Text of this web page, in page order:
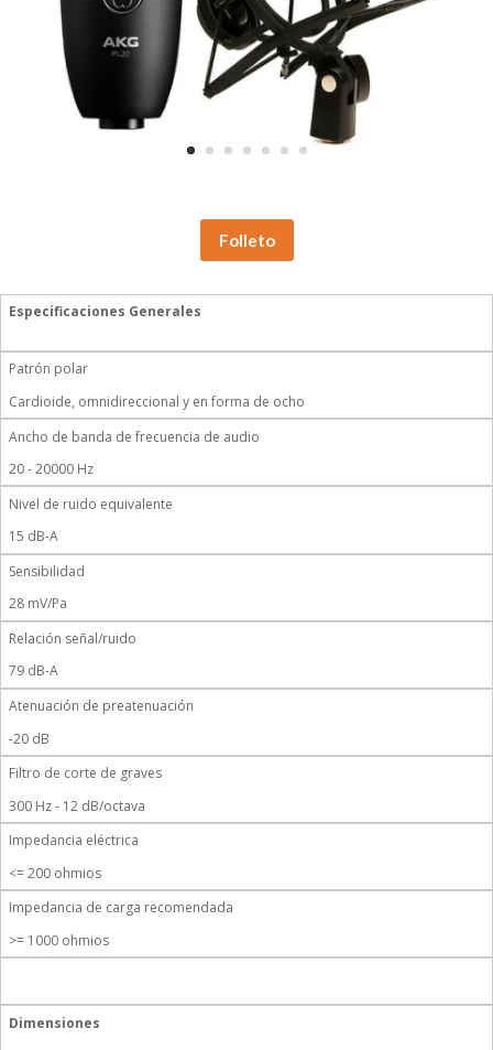
Folleto
Especificaciones Generales
Patrón polar
Cardioide, omnidireccional y en forma de ocho
Ancho de banda de frecuencia de audio
20 - 20000 Hz
Nivel de ruido equivalente
15 dB-A
Sensibilidad
28 mV/Pa
Relación señal/ruido
79 dB-A
Atenuación de preatenuación
-20 dB
Filtro de corte de graves
300 Hz - 12 dB/octava
Impedancia eléctrica
<= 200 ohmios
Impedancia de carga recomendada
>= 1000 ohmios
Dimensiones